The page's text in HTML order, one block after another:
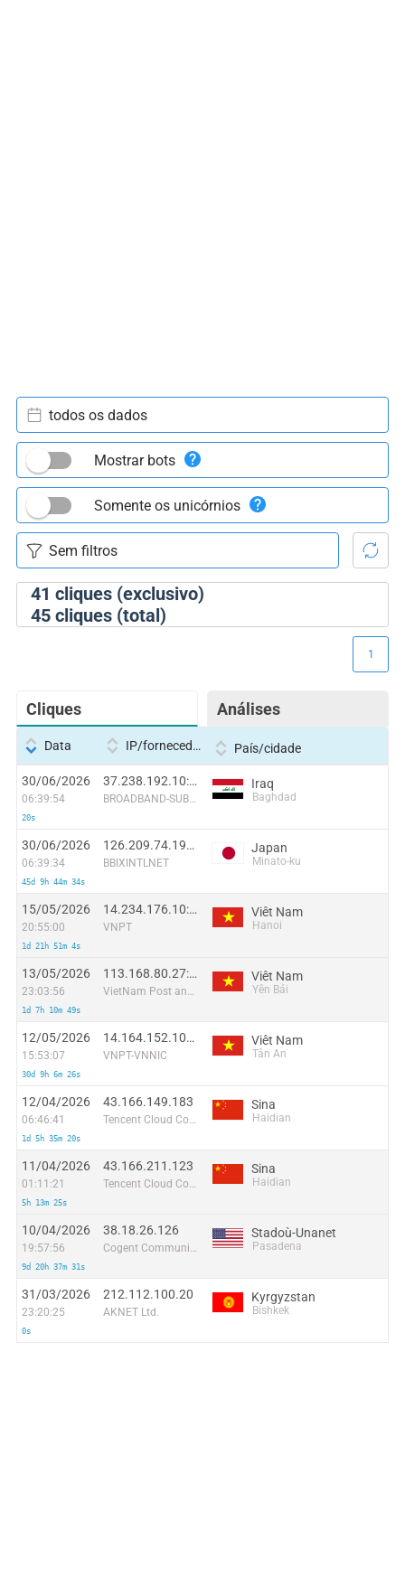
41 cliques (exclusivo)
45cliques (total)
todos os dados
Mostrar bots
Somente os unicórnios
Cliques Análises
1
Data IP/fornecedor País/cidade
30/06/2026
06:39:54
20s
37.238.192.10:54763
BROADBAND-SUBSCRIBERS
Iraq
Baghdad
30/06/2026
06:39:34
45d 9h 44m 34s
126.209.74.194:60796
BBIXINTLNET
Japan
Minato-ku
15/05/2026
20:55:00
1d 21h 51m 4s
14.234.176.10:45260
VNPT
Viêt Nam
Hanoi
13/05/2026
23:03:56
1d 7h 10m 49s
113.168.80.27:33049
VietNam Post and Telecom Corporation
Viêt Nam
Yên Bái
12/05/2026
15:53:07
30d 9h 6m 26s
14.164.152.101:51744
VNPT-VNNIC
Viêt Nam
Tân An
12/04/2026
06:46:41
1d 5h 35m 20s
43.166.149.183
Tencent Cloud Computing (Beijing) Co
Sina
Haidian
11/04/2026
01:11:21
5h 13m 25s
43.166.211.123
Tencent Cloud Computing (Beijing) Co
Sina
Haidian
10/04/2026
19:57:56
9d 20h 37m 31s
38.18.26.126
Cogent Communications
Stadoù-Unanet
Pasadena
31/03/2026
23:20:25
0s
212.112.100.20
AKNET Ltd.
Kyrgyzstan
Bishkek